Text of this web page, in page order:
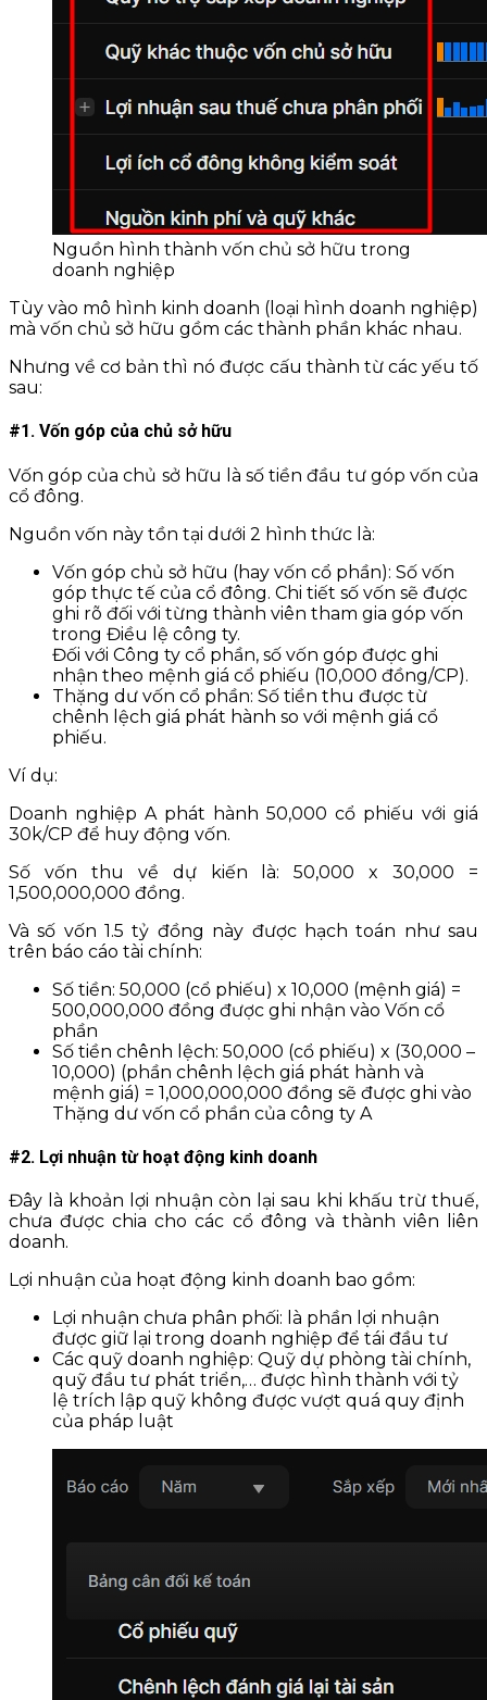
Nguồn hình thành vốn chủ sở hữu trong
doanh nghiệp
Tùy vào mô hình kinh doanh (loại hình doanh nghiệp)
mà vốn chủ sở hữu gồm các thành phần khác nhau.
Nhưng về cơ bản thì nó được cấu thành từ các yếu tố
sau:
#1. Vốn góp của chủ sở hữu
Vốn góp của chủ sở hữu là số tiền đầu tư góp vốn của
cổ đông.
Nguồn vốn này tồn tại dưới 2 hình thức là:
Vốn góp chủ sở hữu (hay vốn cổ phần): Số vốn
góp thực tế của cổ đông. Chi tiết số vốn sẽ được
ghi rõ đối với từng thành viên tham gia góp vốn
trong Điều lệ công ty.
Đối với Công ty cổ phần, số vốn góp được ghi
nhận theo mệnh giá cổ phiếu (10,000 đồng/CP).
Thặng dư vốn cổ phần: Số tiền thu được từ
chênh lệch giá phát hành so với mệnh giá cổ
phiếu.
Ví dụ:
Doanh nghiệp A phát hành 50,000 cổ phiếu với giá
30k/CP để huy động vốn.
Số vốn thu về dự kiến là: 50,000 x 30,000 =
1,500,000,000 đồng.
Và số vốn 1.5 tỷ đồng này được hạch toán như sau
trên báo cáo tài chính:
Số tiền: 50,000 (cổ phiếu) x 10,000 (mệnh giá) =
500,000,000 đồng được ghi nhận vào Vốn cổ
phần
Số tiền chênh lệch: 50,000 (cổ phiếu) x (30,000 –
10,000) (phần chênh lệch giá phát hành và
mệnh giá) = 1,000,000,000 đồng sẽ được ghi vào
Thặng dư vốn cổ phần của công ty A
#2. Lợi nhuận từ hoạt động kinh doanh
Đây là khoản lợi nhuận còn lại sau khi khấu trừ thuế,
chưa được chia cho các cổ đông và thành viên liên
doanh.
Lợi nhuận của hoạt động kinh doanh bao gồm:
Lợi nhuận chưa phân phối: là phần lợi nhuận
được giữ lại trong doanh nghiệp để tái đầu tư
Các quỹ doanh nghiệp: Quỹ dự phòng tài chính,
quỹ đầu tư phát triển,… được hình thành với tỷ
lệ trích lập quỹ không được vượt quá quy định
của pháp luật